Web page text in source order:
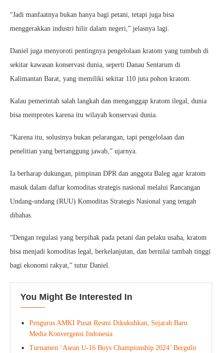
“Jadi manfaatnya bukan hanya bagi petani, tetapi juga bisa
menggerakkan industri hilir dalam negeri,” jelasnya lagi.
Daniel juga menyoroti pentingnya pengelolaan kratom yang tumbuh di
sekitar kawasan konservasi dunia, seperti Danau Sentarum di
Kalimantan Barat, yang memiliki sekitar 110 juta pohon kratom.
Kalau pemerintah salah langkah dan menganggap kratom ilegal, dunia
bisa memprotes karena itu wilayah konservasi dunia.
“Karena itu, solusinya bukan pelarangan, tapi pengelolaan dan
penelitian yang bertanggung jawab,” ujarnya.
Ia berharap dukungan, pimpinan DPR dan anggota Baleg agar kratom
masuk dalam daftar komoditas strategis nasional melalui Rancangan
Undang-undang (RUU) Komoditas Strategis Nasional yang tengah
dibahas.
“Dengan regulasi yang berpihak pada petani dan pelaku usaha, kratom
bisa menjadi komoditas legal, berkelanjutan, dan bernilai tambah tinggi
bagi ekonomi rakyat,” tutur Daniel.
You Might Be Interested In
Pengurus AMKI Pusat Resmi Dikukuhkan, Sejarah Baru
Media Konvergensi Indonesia
Turnamen ‘Asean U-16 Boys Championship 2024’ Bergulir